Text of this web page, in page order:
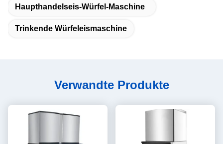
Haupthandelseis-Würfel-Maschine
Trinkende Würfeleismaschine
Verwandte Produkte